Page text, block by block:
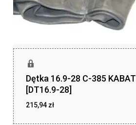
Dętka 16.9-28 C-385 KABAT
[DT16.9-28]
215,94 zł